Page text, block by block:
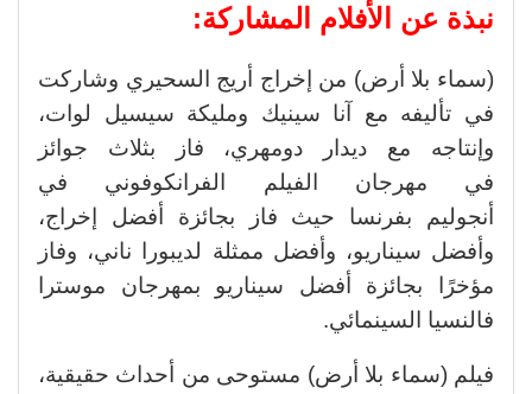
نبذة عن الأفلام المشاركة:
(سماء بلا أرض) من إخراج أريج السحيري وشاركت
في تأليفه مع آنا سينيك ومليكة سيسيل لوات،
وإنتاجه مع ديدار دومهري، فاز بثلاث جوائز
في مهرجان الفيلم الفرانكوفوني في
أنجوليم بفرنسا حيث فاز بجائزة أفضل إخراج،
وأفضل سيناريو، وأفضل ممثلة لديبورا ناني، وفاز
مؤخرًا بجائزة أفضل سيناريو بمهرجان موسترا
فالنسيا السينمائي.
فيلم (سماء بلا أرض) مستوحى من أحداث حقيقية،